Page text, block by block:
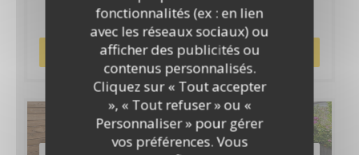
fonctionnalités (ex : en lien
avec les réseaux sociaux) ou
afficher des publicités ou
contenus personnalisés.
Cliquez sur « Tout accepter
», « Tout refuser » ou «
Personnaliser » pour gérer
vos préférences. Vous
Réservation
RÉSERVER
Cartes & Menus